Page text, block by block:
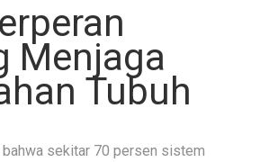
Menjaga
Tubuh
bahwa sekitar 70 persen sistem